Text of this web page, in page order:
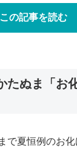
この記事を読む
たぬま「お
で夏恒例のお